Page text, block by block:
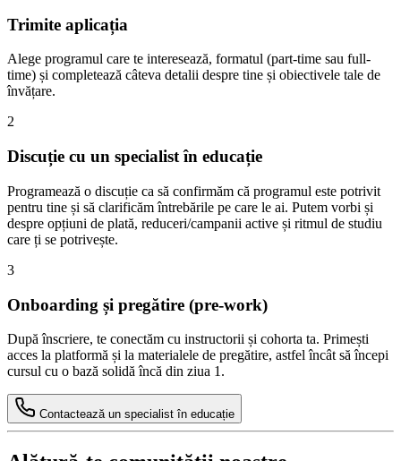
Trimite aplicația
Alege programul care te interesează, formatul (part-time sau full-
time) și completează câteva detalii despre tine și obiectivele tale de
învățare.
2
Discuție cu un specialist în educație
Programează o discuție ca să confirmăm că programul este potrivit
pentru tine și să clarificăm întrebările pe care le ai. Putem vorbi și
despre opțiuni de plată, reduceri/campanii active și ritmul de studiu
care ți se potrivește.
3
Onboarding și pregătire (pre-work)
După înscriere, te conectăm cu instructorii și cohorta ta. Primești
acces la platformă și la materialele de pregătire, astfel încât să începi
cursul cu o bază solidă încă din ziua 1.
Contactează un specialist în educație